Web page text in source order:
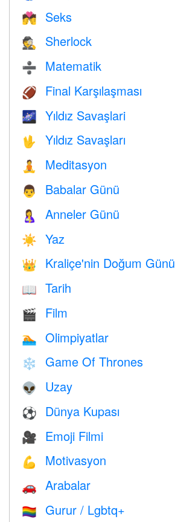
💏 Seks
🕵️ Sherlock
➗ Matematik
🏈 Final Karşılaşması
🌌 Yıldız Savaşlari
🖖 Yıldız Savaşları
🧘 Meditasyon
👨 Babalar Günü
🤱 Anneler Günü
☀️ Yaz
👑 Kraliçe'nin Doğum Günü
📖 Tarih
🎬 Film
🏊 Olimpiyatlar
❄️ Game Of Thrones
👽 Uzay
⚽ Dünya Kupası
🎥 Emoji Filmi
💪 Motivasyon
🚗 Arabalar
🏳️‍🌈 Gurur / Lgbtq+